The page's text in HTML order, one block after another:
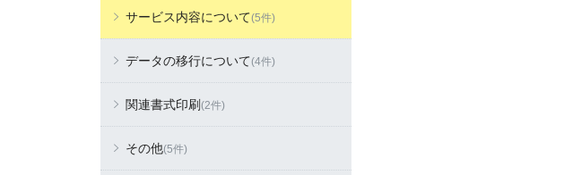
サービス内容について(5件)
データの移行について(4件)
関連書式印刷 (2件)
その他(5件)